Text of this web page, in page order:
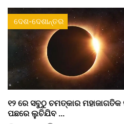
ଦେଶ-ଦେଶାନ୍ତର
୧୨ ରେ ସବୁଠୁ ଚମତ୍କାର
ପଛରେ ଲୁଚିଯିବ ...